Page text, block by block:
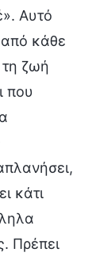
Αυτό
από κάθε
τη ζωή
που
κάτι
Πρέπει